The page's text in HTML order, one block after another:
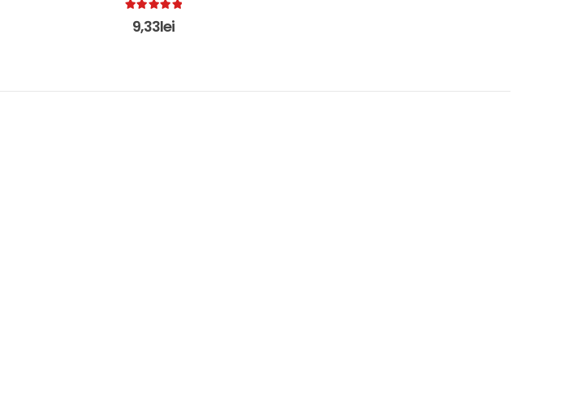
5.00 out of 5
9,33lei